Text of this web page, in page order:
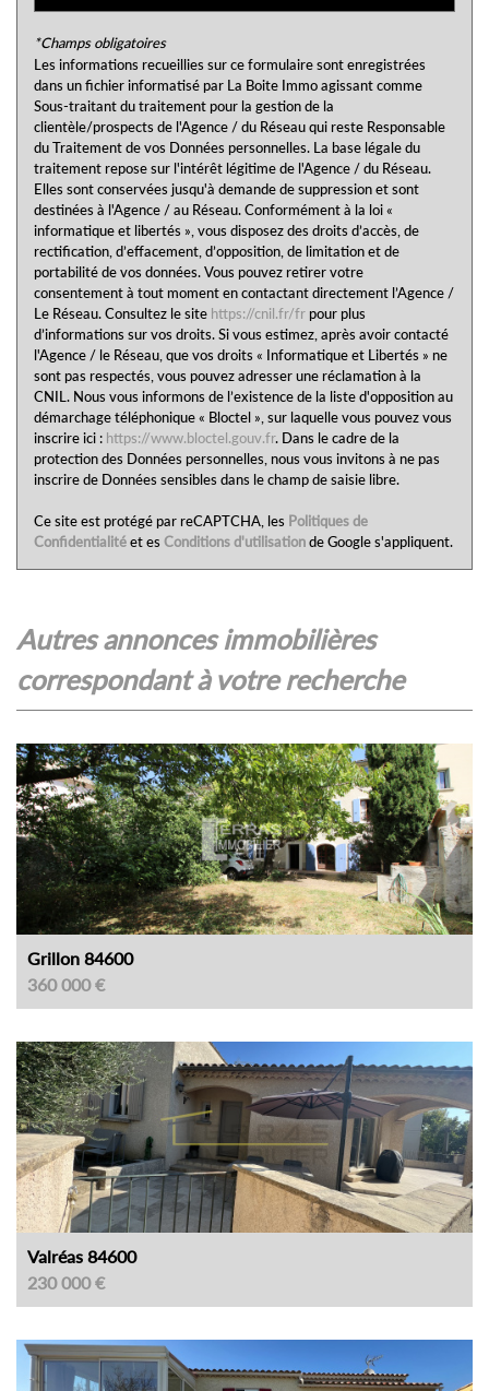
Familles avec 3 enfants
*Champs obligatoires
Les informations recueillies sur ce formulaire sont enregistrées
dans un fichier informatisé par La Boite Immo agissant comme
Sous-traitant du traitement pour la gestion de la
clientèle/prospects de l'Agence / du Réseau qui reste Responsable
du Traitement de vos Données personnelles. La base légale du
traitement repose sur l'intérêt légitime de l'Agence / du Réseau.
Elles sont conservées jusqu'à demande de suppression et sont
destinées à l'Agence / au Réseau. Conformément à la loi «
informatique et libertés », vous disposez des droits d’accès, de
rectification, d’effacement, d’opposition, de limitation et de
portabilité de vos données. Vous pouvez retirer votre
consentement à tout moment en contactant directement l’Agence /
Le Réseau. Consultez le site https://cnil.fr/frpour plus
d’informations sur vos droits. Si vous estimez, après avoir contacté
l'Agence / le Réseau, que vos droits « Informatique et Libertés » ne
sont pas respectés, vous pouvez adresser une réclamation à la
CNIL. Nous vous informons de l’existence de la liste d'opposition au
démarchage téléphonique « Bloctel », sur laquelle vous pouvez vous
inscrire ici : https://www.bloctel.gouv.fr. Dans le cadre de la
protection des Données personnelles, nous vous invitons à ne pas
inscrire de Données sensibles dans le champ de saisie libre.
Ce site est protégé par reCAPTCHA, les Politiques de
Confidentialitéet es Conditions d'utilisationde Google s'appliquent.
autres annonces immobilières
correspondant à votre recherche
Grillon 84600
360 000 €
Valréas 84600
230 000 €